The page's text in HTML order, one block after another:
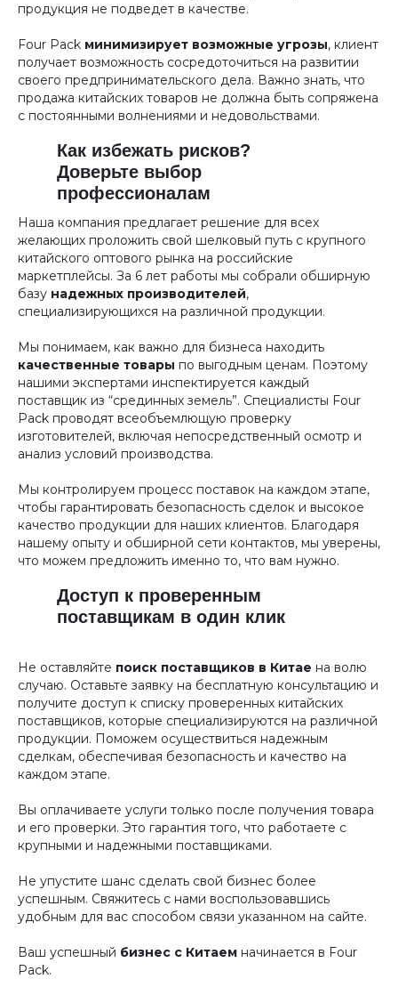
продукция не подведет в качестве.
Four Pack минимизирует возможные угрозы, клиент
получает возможность сосредоточиться на развитии
своего предпринимательского дела. Важно знать, что
продажа китайских товаров не должна быть сопряжена
с постоянными волнениями и недовольствами.
Как избежать рисков?
Доверьте выбор
профессионалам
Наша компания предлагает решение для всех
желающих проложить свой шелковый путь с крупного
китайского оптового рынка на российские
маркетплейсы. За 6 лет работы мы собрали обширную
базу надежных производителей,
специализирующихся на различной продукции.
Мы понимаем, как важно для бизнеса находить
качественные товары по выгодным ценам. Поэтому
нашими экспертами инспектируется каждый
поставщик из “срединных земель”. Специалисты Four
Pack проводят всеобъемлющую проверку
изготовителей, включая непосредственный осмотр и
анализ условий производства.
Мы контролируем процесс поставок на каждом этапе,
чтобы гарантировать безопасность сделок и высокое
качество продукции для наших клиентов. Благодаря
нашему опыту и обширной сети контактов, мы уверены,
что можем предложить именно то, что вам нужно.
Доступ к проверенным
поставщикам в один клик
Не оставляйте поиск поставщиков в Китае на волю
случаю. Оставьте заявку на бесплатную консультацию и
получите доступ к списку проверенных китайских
поставщиков, которые специализируются на различной
продукции. Поможем осуществиться надежным
сделкам, обеспечивая безопасность и качество на
каждом этапе.
Вы оплачиваете услуги только после получения товара
и его проверки. Это гарантия того, что работаете с
крупными и надежными поставщиками.
Не упустите шанс сделать свой бизнес более
успешным. Свяжитесь с нами воспользовавшись
удобным для вас способом связи указанном на сайте.
Ваш успешный бизнес с Китаем начинается в Four
Pack.